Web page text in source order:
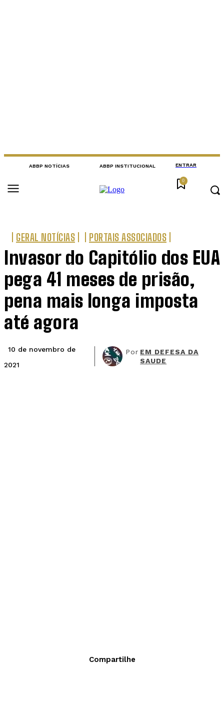
ABBP NOTÍCIAS ABBP INSTITUCIONAL ENTRAR
0
GERAL NOTÍCIAS PORTAIS ASSOCIADOS
Invasor do Capitólio dos EUA
pega 41 meses de prisão,
pena mais longa imposta
até agora
10 de novembro de
2021
Por EM DEFESA DA
SAUDE
Compartilhe